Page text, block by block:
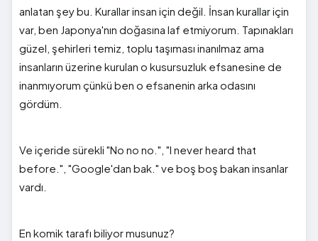
anlatan şey bu. Kurallar insan için değil. İnsan kurallar için
var, ben Japonya'nın doğasına laf etmiyorum. Tapınakları
güzel, şehirleri temiz, toplu taşıması inanılmaz ama
insanların üzerine kurulan o kusursuzluk efsanesine de
inanmıyorum çünkü ben o efsanenin arka odasını
gördüm.
Ve içeride sürekli "No no no.", "I never heard that
before.", "Google'dan bak." ve boş boş bakan insanlar
vardı.
En komik tarafı biliyor musunuz?